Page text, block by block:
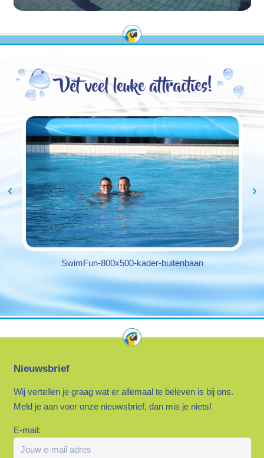
SwimFun-800x500-kader-buitenbaan
Nieuwsbrief
Wij vertellen je graag wat er allemaal te beleven is bij ons.
Meld je aan voor onze nieuwsbrief, dan mis je niets!
E-mail: